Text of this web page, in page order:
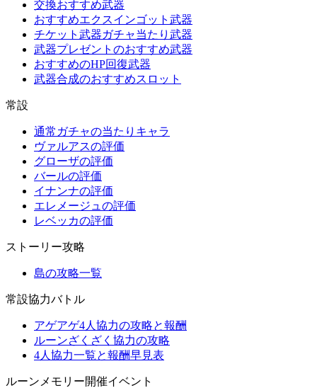
交換おすすめ武器
おすすめエクスインゴット武器
チケット武器ガチャ当たり武器
武器プレゼントのおすすめ武器
おすすめのHP回復武器
武器合成のおすすめスロット
常設
通常ガチャの当たりキャラ
ヴァルアスの評価
グローザの評価
バールの評価
イナンナの評価
エレメージュの評価
レベッカの評価
ストーリー攻略
島の攻略一覧
常設協力バトル
アゲアゲ4人協力の攻略と報酬
ルーンざくざく協力の攻略
4人協力一覧と報酬早見表
ルーンメモリー開催イベント